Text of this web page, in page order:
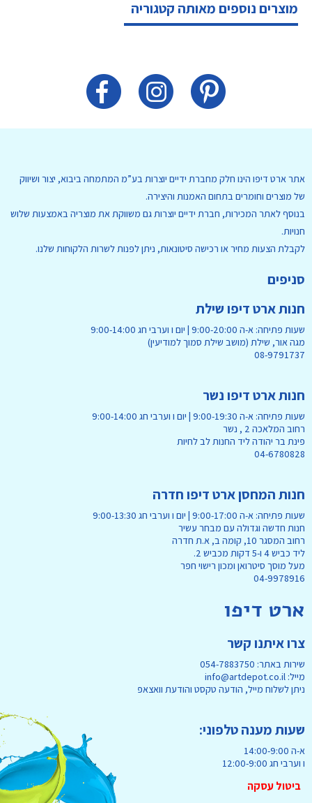
מוצרים נוספים מאותה קטגוריה
אתר ארט דיפו הינו חלק מחברת ידיים יוצרות בע”מ המתמחה ביבוא, יצור ושיווק
של מוצרים וחומרים בתחום האמנות והיצירה.
בנוסף לאתר המכירות, חברת ידיים יוצרות גם משווקת את מוצריה באמצעות שלוש
חנויות.
לקבלת הצעות מחיר או רכישה סיטונאות, ניתן לפנות לשרות הלקוחות שלנו.
סניפים
חנות ארט דיפו שילת
שעות פתיחה: א-ה 9:00-20:00 | יום ו וערבי חג 9:00-14:00
מגה אור, שילת (מושב שילת סמוך למודיעין)
08-9791737
חנות ארט דיפו נשר
שעות פתיחה: א-ה 9:00-19:30 | יום ו וערבי חג 9:00-14:00
רחוב המלאכה 2 , נשר
פינת בר יהודה ליד החנות לב לחיות
04-6780828
חנות המחסן ארט דיפו חדרה
שעות פתיחה: א-ה 9:00-17:00 | יום ו וערבי חג 9:00-13:30
חנות חדשה וגדולה עם מבחר עשיר
רחוב המסגר 10, קומה ב, א.ת חדרה
ליד כביש 4 ו-5 דקות מכביש 2.
מעל מוסך סיטרואן ומכון רישוי חפר
04-9978916
ארט דיפו
צרו איתנו קשר
שירות באתר: 054-7883750
מייל: info@artdepot.co.il
ניתן לשלוח מייל, הודעה טקסט והודעת וואצאפ
שעות מענה טלפוני:
א-ה 14:00-9:00
ו וערבי חג 12:00-9:00
ביטול עסקה